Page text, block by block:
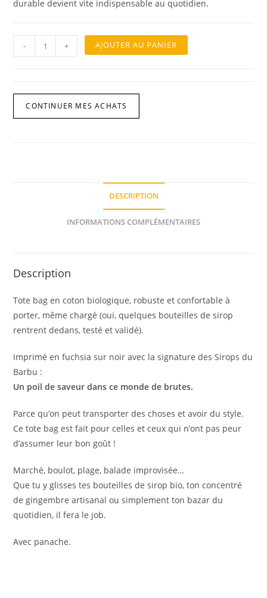
durable devient vite indispensable au quotidien.
quantité
de
SAC
- + AJOUTER AU PANIER
CONTINUER MES ACHATS
DESCRIPTION
INFORMATIONS COMPLÉMENTAIRES
Description
Tote bag en coton biologique, robuste et confortable à
porter, même chargé (oui, quelques bouteilles de sirop
rentrent dedans, testé et validé).
Imprimé en fuchsia sur noir avec la signature des Sirops du
Barbu :
Un poil de saveur dans ce monde de brutes.
Parce qu’on peut transporter des choses et avoir du style.
Ce tote bag est fait pour celles et ceux qui n’ont pas peur
d’assumer leur bon goût !
Marché, boulot, plage, balade improvisée…
Que tu y glisses tes bouteilles de sirop bio, ton concentré
de gingembre artisanal ou simplement ton bazar du
quotidien, il fera le job.
Avec panache.